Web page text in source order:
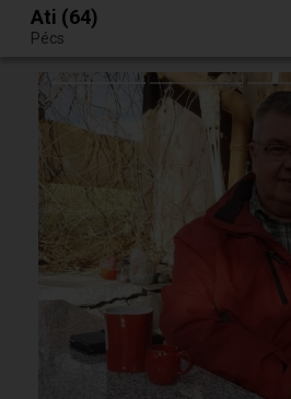
Egy jó randiból bármi lehet.
Ati (64)
Pécs